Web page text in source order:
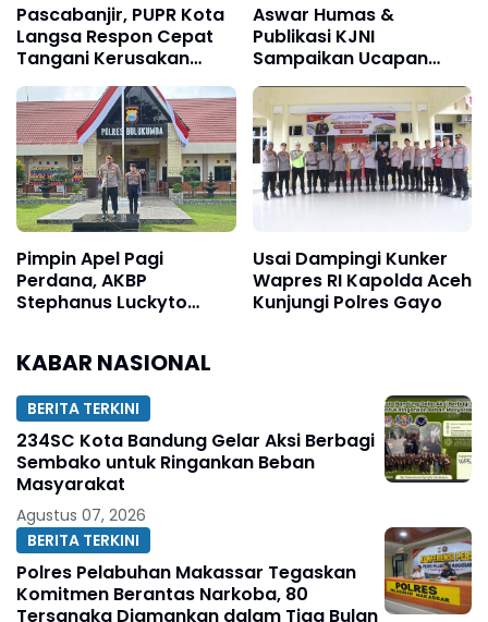
Pascabanjir, PUPR Kota
Langsa Respon Cepat
Tangani Kerusakan
Jalan Seputaran Kota
Langsa
Aswar Humas &
Publikasi KJNI
Sampaikan Ucapan
Selamat Ulang Tahun
kepada Komandan
Denpom XIV/4
Makassar
Pimpin Apel Pagi
Perdana, AKBP
Stephanus Luckyto
Kecintaan terhadap
Organisasi
Usai Dampingi Kunker
Wapres RI Kapolda Aceh
Kunjungi Polres Gayo
KABAR NASIONAL
BERITA TERKINI
234SC Kota Bandung Gelar Aksi Berbagi
Sembako untuk Ringankan Beban
Masyarakat
Agustus 07, 2026
BERITA TERKINI
Polres Pelabuhan Makassar Tegaskan
Komitmen Berantas Narkoba, 80
Tersangka Diamankan dalam Tiga Bulan